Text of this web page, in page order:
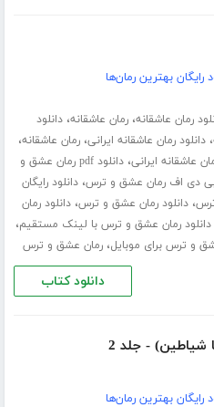
رایگان بهترین رمان‌ها
رمان عاشقانه،رمان عاشقانه،دانلود
،دانلود رمان عاشقانه ایرانی،رمان عاشقانه،
عاشقانه ایرانی،
دانلود pdf رمان عشق و
پی دی اف رمان عشق و ترس،دانلود رایگان
،دانلود رمان عشق و ترس،دانلود رمان
دانلود رمان عشق و ترس با لینک مستقیم،
و ترس برای موبایل،رمان عشق و ترس
دانلود کتاب
شیاطین) - جلد 2
رایگان بهترین رمان‌ها